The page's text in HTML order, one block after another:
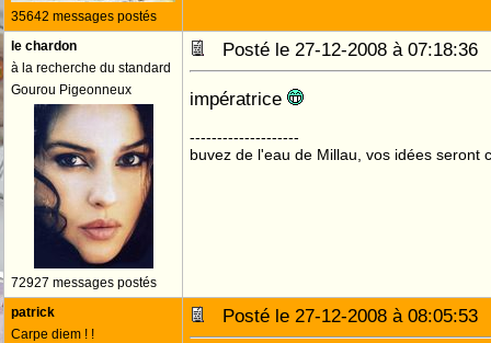
35642 messages postés
le chardon
à la recherche du standard
Gourou Pigeonneux
72927 messages postés
Posté le 27-12-2008 à
impératrice
--------------------
buvez de l'eau de Millau, vos idées seront
patrick
Carpe diem ! !
Posté le 27-12-2008 à